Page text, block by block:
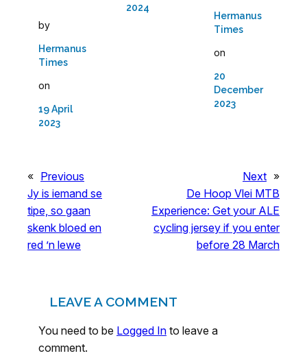
by
Hermanus
Times
on
19 April
2023
2024
Hermanus
Times
on
20
December
2023
« Previous
Jy is iemand se
tipe, so gaan
skenk bloed en
red ’n lewe
Next »
De Hoop Vlei MTB
Experience: Get your ALE
cycling jersey if you enter
before 28 March
LEAVE A COMMENT
You need to be Logged In to leave a
comment.